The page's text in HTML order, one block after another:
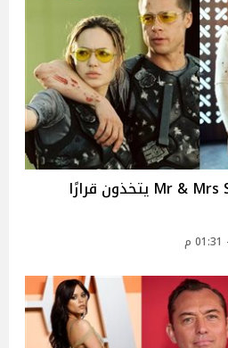
صناع مسلسل Mr & Mrs Smith 2 يتخذون قرارًا